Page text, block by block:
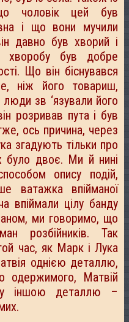
чоловік цей був
і що вони мучили
давно був хворий і
хворобу був добре
Що він біснувався
ніж його товариш,
зв ‘язували його
розривав пута і був
ось причина, через
згадують тільки про
було двоє. Ми й нині
опису подій,
ватажка впійманої
впіймали цілу банду
ми говоримо, що
розбійників. Так
час, як Марк і Лука
однією деталлю,
одержимого, Матвій
іншою деталлю –